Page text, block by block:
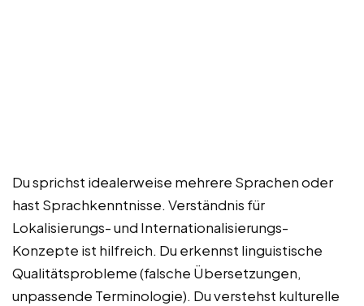
Du sprichst idealerweise mehrere Sprachen oder
hast Sprachkenntnisse. Verständnis für
Lokalisierungs- und Internationalisierungs-
Konzepte ist hilfreich. Du erkennst linguistische
Qualitätsprobleme (falsche Übersetzungen,
unpassende Terminologie). Du verstehst kulturelle